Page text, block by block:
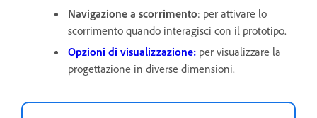
Navigazione a scorrimento: per attivare lo
scorrimento quando interagisci con il prototipo.
Opzioni di visualizzazione: per visualizzare la
progettazione in diverse dimensioni.